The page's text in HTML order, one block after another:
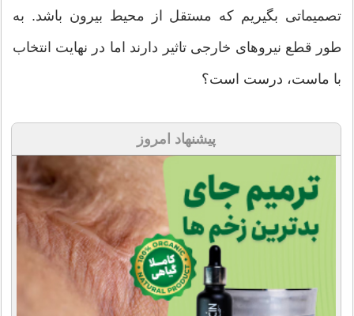
تصمیماتی بگیریم که مستقل از محیط بیرون باشد. به
طور قطع نیروهای خارجی تاثیر دارند اما در نهایت انتخاب
با ماست، درست است؟
پیشنهاد امروز